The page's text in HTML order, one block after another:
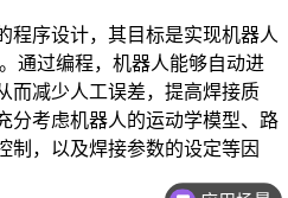
程序设计，其目标是实现机器人
通过编程，机器人能够自动进
而减少人工误差，提高焊接质
分考虑机器人的运动学模型、路
制，以及焊接参数的设定等因
应用场景